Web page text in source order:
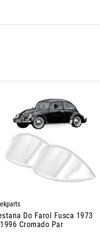
Do Farol Fusca 1973
Cromado Par